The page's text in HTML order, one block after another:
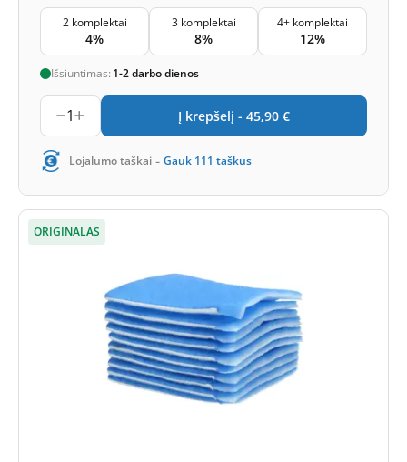
2 komplektai
4%
3 komplektai
8%
4+ komplektai
12%
Išsiuntimas: 1-2 darbo dienos
1 Į krepšelį - 45,90 €
Lojalumo taškai - Gauk 111 taškus
ORIGINALAS